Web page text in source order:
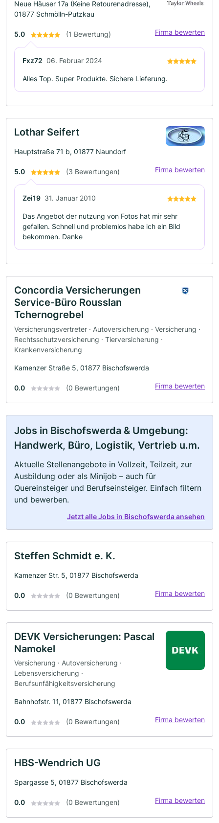
Neue Häuser 17a (Keine Retourenadresse),
01877 Schmölln-Putzkau
5.0 (1 Bewertung) Firma bewerten
Fxz72 06. Februar 2024
Alles Top. Super Produkte. Sichere Lieferung.
Lothar Seifert
Hauptstraße 71 b, 01877 Naundorf
5.0 (3 Bewertungen) Firma bewerten
Zei19 31. Januar 2010
Das Angebot der nutzung von Fotos hat mir sehr
gefallen. Schnell und problemlos habe ich ein Bild
bekommen. Danke
Concordia Versicherungen
Service-Büro Rousslan
Tchernogrebel
Versicherungsvertreter · Autoversicherung · Versicherung ·
Rechtsschutzversicherung · Tierversicherung ·
Krankenversicherung
Kamenzer Straße 5, 01877 Bischofswerda
0.0 (0 Bewertungen) Firma bewerten
Jobs in Bischofswerda & Umgebung:
Handwerk, Büro, Logistik, Vertrieb u.m.
Aktuelle Stellenangebote in Vollzeit, Teilzeit, zur
Ausbildung oder als Minijob – auch für
Quereinsteiger und Berufseinsteiger. Einfach filtern
und bewerben.
Jetzt alle Jobs in Bischofswerda ansehen
Steffen Schmidt e. K.
Kamenzer Str. 5, 01877 Bischofswerda
0.0 (0 Bewertungen) Firma bewerten
DEVK Versicherungen: Pascal
Namokel
Versicherung · Autoversicherung ·
Lebensversicherung ·
Berufsunfähigkeitsversicherung
Bahnhofstr. 11, 01877 Bischofswerda
0.0 (0 Bewertungen) Firma bewerten
HBS-Wendrich UG
Spargasse 5, 01877 Bischofswerda
0.0 (0 Bewertungen) Firma bewerten